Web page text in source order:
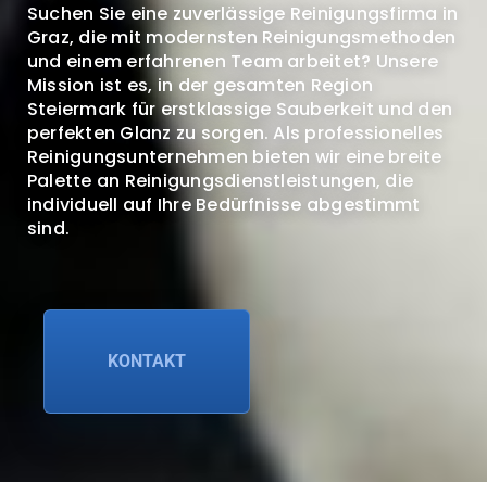
Suchen Sie eine zuverlässige Reinigungsfirma in
Graz, die mit modernsten Reinigungsmethoden
und einem erfahrenen Team arbeitet? Unsere
Mission ist es, in der gesamten Region
Steiermark für erstklassige Sauberkeit und den
perfekten Glanz zu sorgen. Als professionelles
Reinigungsunternehmen bieten wir eine breite
Palette an Reinigungsdienstleistungen, die
individuell auf Ihre Bedürfnisse abgestimmt
sind.
KONTAKT